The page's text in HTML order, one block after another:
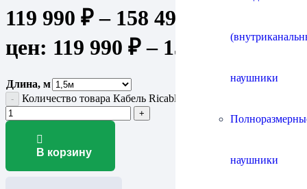
наушники
наушники
119 990 ₽ – 158 490
цен: 119 990 ₽ – 158 490 ₽
Длина, м
Количество товара Кабель Ricable Invictus Power Reference
В корзину